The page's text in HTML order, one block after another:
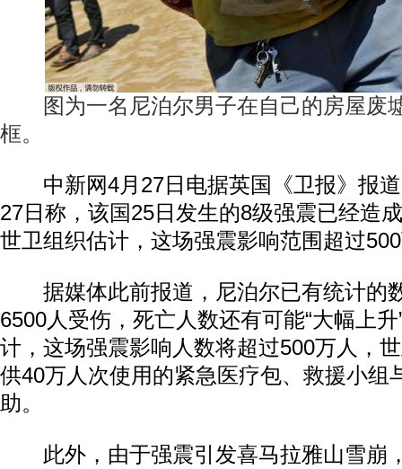
图为一名尼泊尔男子在自己的房屋废
框。
中新网4月27日电据英国《卫报》报道
27日称，该国25日发生的8级强震已经造
世卫组织估计，这场强震影响范围超过
据媒体此前报道，尼泊尔已有统计的
6500人受伤，死亡人数还有可能“大幅上
计，这场强震影响人数将超过500万人，
供40万人次使用的紧急医疗包、救援小组
助。
此外，由于强震引发喜马拉雅山雪崩